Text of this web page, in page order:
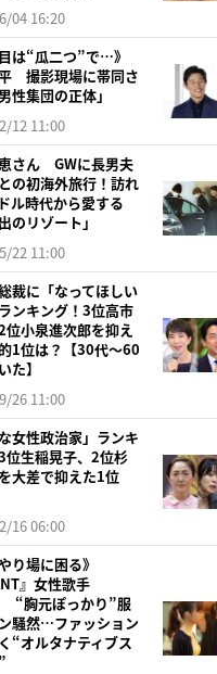
04 16:20
は“瓜二つ”で…》
撮影現場に帯同さ
性集団の正体」
12 11:00
さん GWに長男夫
の初海外旅行！訪れ
ル時代から愛する
のリゾート」
22 11:00
裁に「なってほしい
ンキング！3位高市
位小泉進次郎を抑え
1位は？【30代〜60
た】
26 11:00
な女性政治家」ランキ
生稲晃子、2位杉
大差で抑えた1位
16 06:00
り場に困る》
』女性歌手
“胸元ぽっかり”服
騒然…ファッション
“オルタナティブス